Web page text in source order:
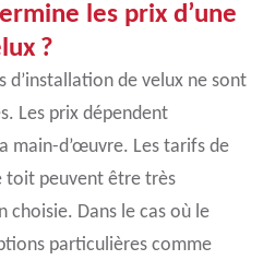
les prix d’une
?
d’installation de velux ne sont
Les prix dépendent
main-d’œuvre. Les tarifs de
toit peuvent être très
choisie. Dans le cas où le
particulières comme